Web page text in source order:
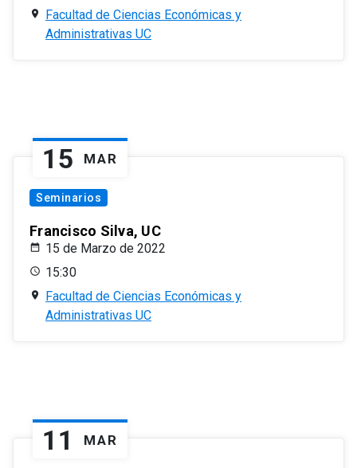
Facultad de Ciencias Económicas y
Administrativas UC
15 MAR
Seminarios
Francisco Silva, UC
15 de Marzo de 2022
15:30
Facultad de Ciencias Económicas y
Administrativas UC
11 MAR